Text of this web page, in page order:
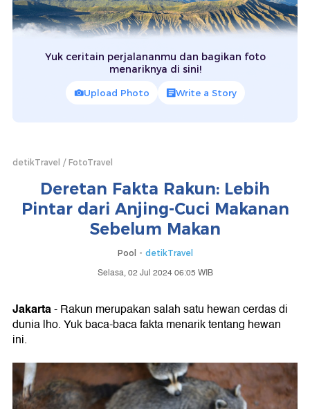
Yuk ceritain perjalananmu dan bagikan foto
menariknya di sini!
Upload Photo Write a Story
detikTravel FotoTravel
Deretan Fakta Rakun: Lebih
Pintar dari Anjing-Cuci Makanan
Sebelum Makan
Pool - detikTravel
Selasa, 02 Jul 2024 06:05 WIB
Jakarta- Rakun merupakan salah satu hewan cerdas di
dunia lho. Yuk baca-baca fakta menarik tentang hewan
ini.